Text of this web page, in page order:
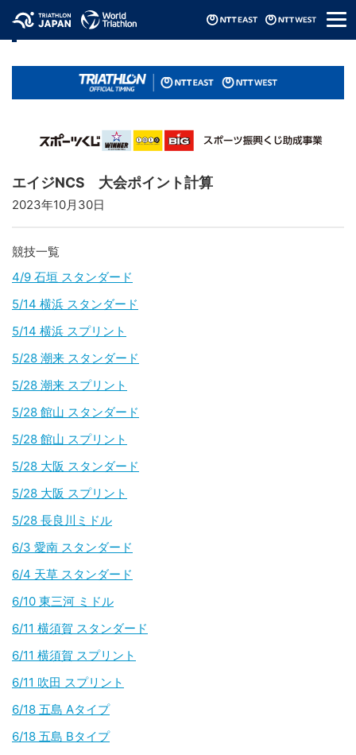
メ
ニ
ー
リザルト / Results
エイジNCS 大会ポイント計算
2023年10月30日
競技一覧
4/9 石垣 スタンダード
5/14 横浜 スタンダード
5/14 横浜 スプリント
5/28 潮来 スタンダード
5/28 潮来 スプリント
5/28 館山 スタンダード
5/28 館山 スプリント
5/28 大阪 スタンダード
5/28 大阪 スプリント
5/28 長良川ミドル
6/3 愛南 スタンダード
6/4 天草 スタンダード
6/10 東三河 ミドル
6/11 横須賀 スタンダード
6/11 横須賀 スプリント
6/11 吹田 スプリント
6/18 五島 Aタイプ
6/18 五島 Bタイプ